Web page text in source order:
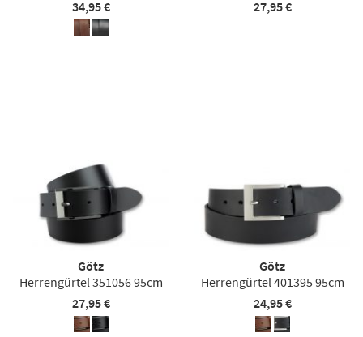
34,95 €
27,95 €
Götz
Herrengürtel 351056 95cm
27,95 €
Götz
Herrengürtel 401395 95cm
24,95 €